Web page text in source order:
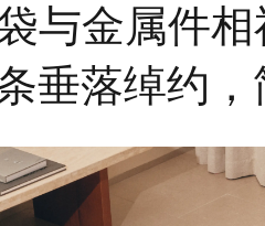
与金属件
垂落绰约